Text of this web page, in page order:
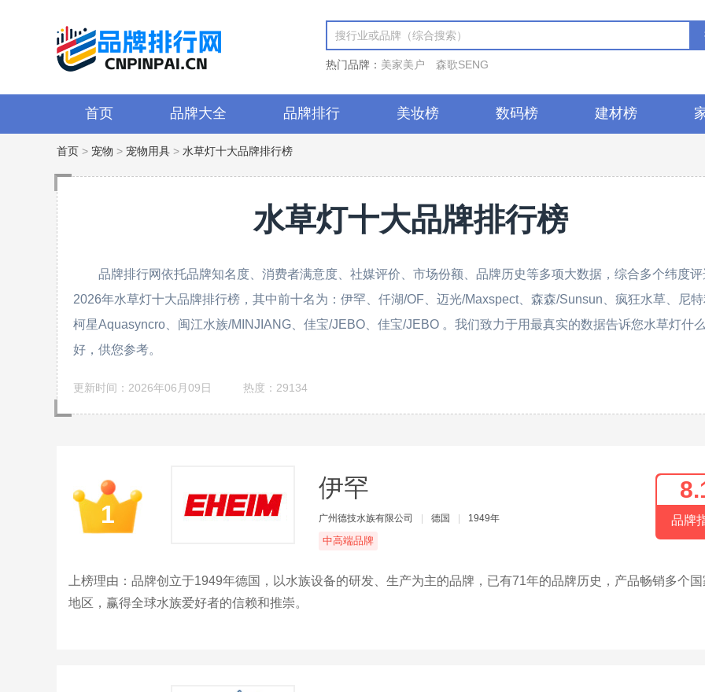
热门品牌： 美家美户 森歌SENG
首页 品牌大全 品牌排行 美妆榜 数码榜 建材榜
首页 > 宠物 > 宠物用具 > 水草灯十大品牌排行榜
水草灯十大品牌排行榜
品牌排行网依托品牌知名度、消费者满意度、社媒评价、市场份额、品牌历史等多项大数据，综合多个纬度
2026年水草灯十大品牌排行榜，其中前十名为：伊罕、仟湖/OF、迈光/Maxspect、森森/Sunsun、疯狂水草、尼
柯星Aquasyncro、闽江水族/MINJIANG、佳宝/JEBO、佳宝/JEBO 。我们致力于用最真实的数据告诉您水草灯什
好，供您参考。
更新时间：2026年06月09日 热度：29134
1
伊罕
广州德技水族有限公司 德国 1949年
中高端品牌
品牌
上榜理由：品牌创立于1949年德国，以水族设备的研发、生产为主的品牌，已有71年的品牌历史，产品畅销多个
地区，赢得全球水族爱好者的信赖和推崇。